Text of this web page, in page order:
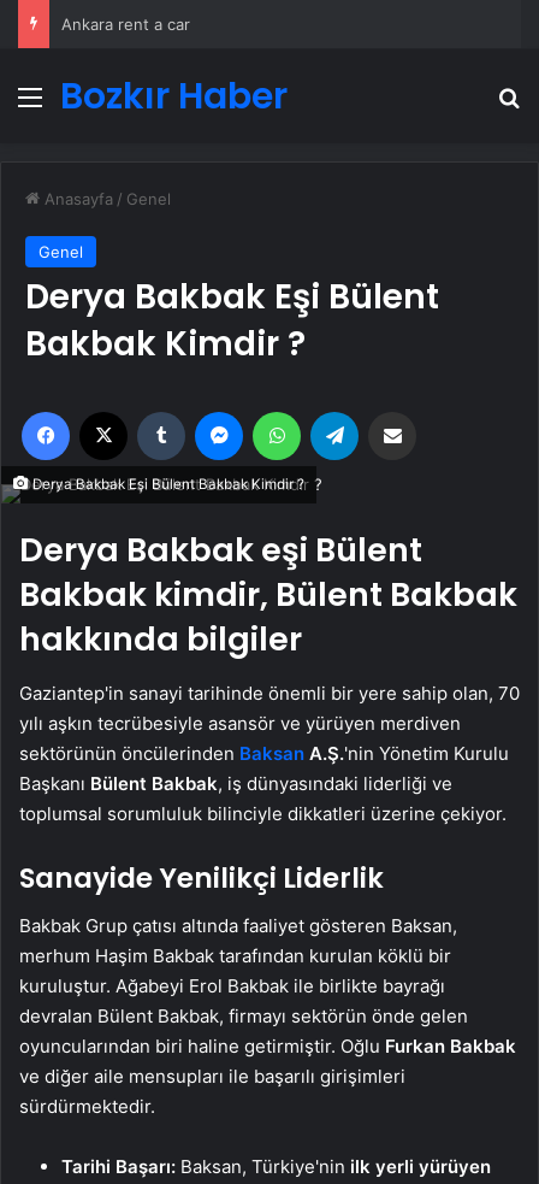
Ankara rent a car
Menü
Bozkır Haber
Anasayfa / Genel
Genel
Derya Bakbak Eşi Bülent
Bakbak Kimdir ?
Facebook Tumblr MessengerWhatsApp
Derya Bakbak Eşi Bülent Bakbak Kimdir ?
Derya Bakbak eşi Bülent
Bakbak kimdir, Bülent Bakbak
hakkında bilgiler
Gaziantep'in sanayi tarihinde önemli bir yere sahip olan, 70
yılı aşkın tecrübesiyle asansör ve yürüyen merdiven
sektörünün öncülerinden Baksan A.Ş.'nin Yönetim Kurulu
Başkanı Bülent Bakbak, iş dünyasındaki liderliği ve
toplumsal sorumluluk bilinciyle dikkatleri üzerine çekiyor.
Sanayide Yenilikçi Liderlik
Bakbak Grup çatısı altında faaliyet gösteren Baksan,
merhum Haşim Bakbak tarafından kurulan köklü bir
kuruluştur. Ağabeyi Erol Bakbak ile birlikte bayrağı
devralan Bülent Bakbak, firmayı sektörün önde gelen
oyuncularından biri haline getirmiştir. Oğlu Furkan Bakbak
ve diğer aile mensupları ile başarılı girişimleri
sürdürmektedir.
Tarihi Başarı: Baksan, Türkiye'nin ilk yerli yürüyen